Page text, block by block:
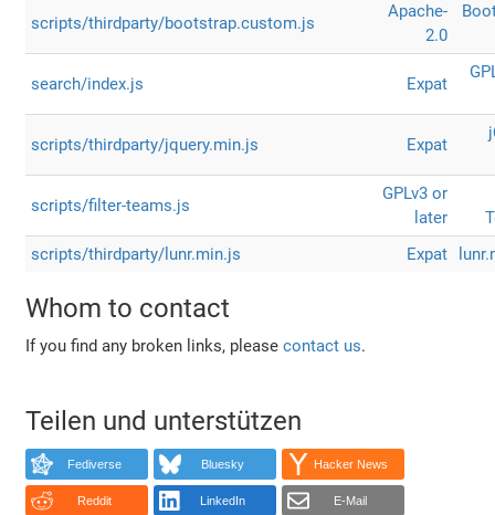
scripts/thirdparty/bootstrap.custom.js
Apache-
2.0
search/index.js Expat
scripts/thirdparty/jquery.min.js Expat
scripts/filter-teams.js
GPLv3 or
later
scripts/thirdparty/lunr.min.js
Expat
Whom to contact
If you find any broken links, pleasecontact us.
Teilen und unterstützen
Fediverse Bluesky Hacker News
Reddit LinkedIn E-Mail